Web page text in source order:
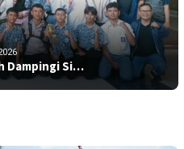
Dampingi Si…